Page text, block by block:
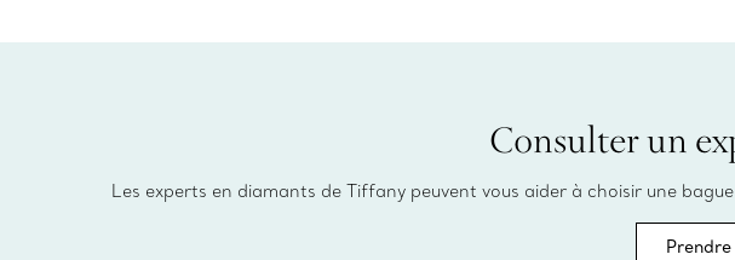
Consulter un
Les experts en diamants de Tiffany peuvent vous aider à choisir une